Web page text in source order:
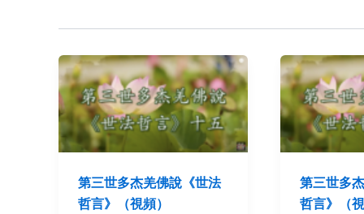
第三世多杰羌佛說《世法
哲言》（視頻）
第三世多
哲言》（